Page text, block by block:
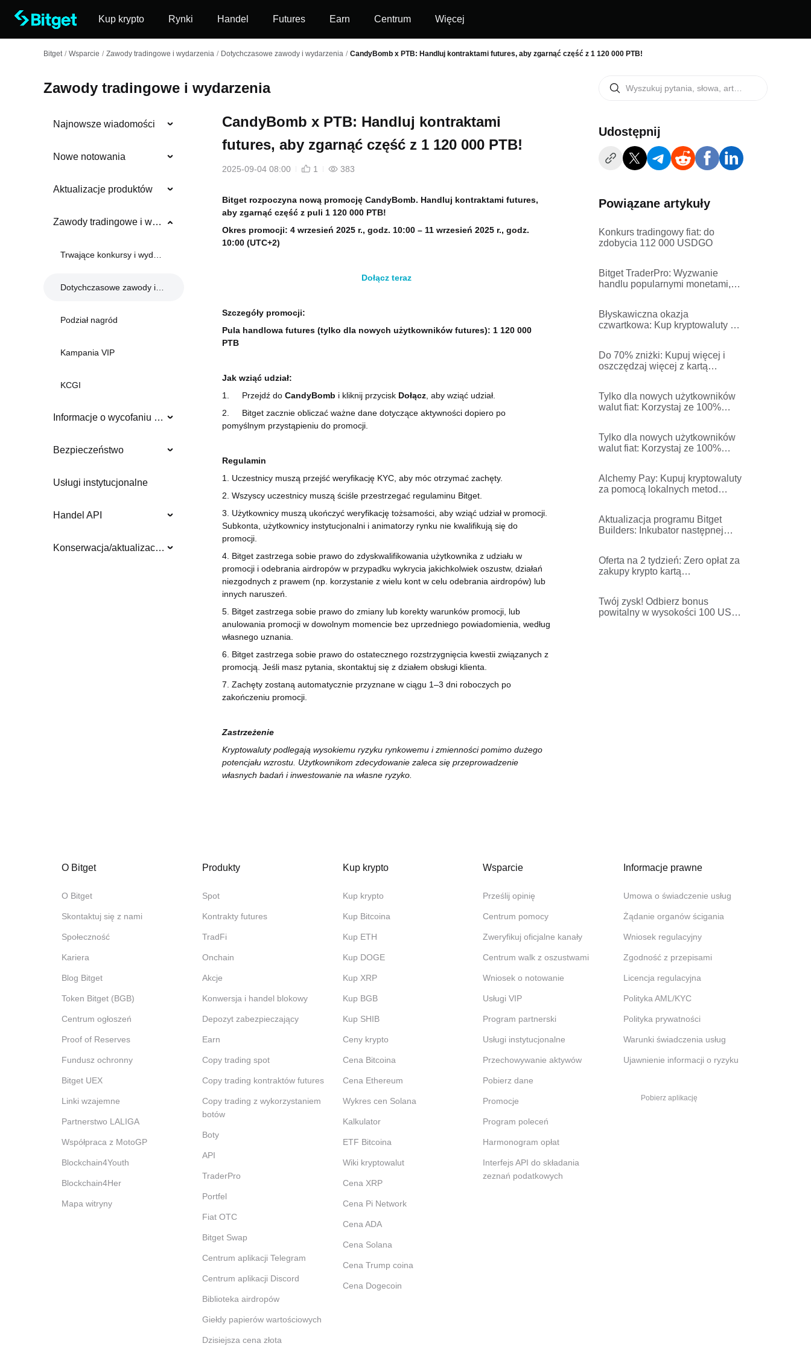
Kup krypto Rynki Handel Futures Earn Centrum Więcej
Bitget / Wsparcie / Zawody tradingowe i wydarzenia / Dotychczasowe zawody i wydarzenia / CandyBomb x PTB: Handluj kontraktami futures, aby zgarnąć część z 1 120 000 PTB!
Zawody tradingowe i wydarzenia
Najnowsze wiadomości
Nowe notowania
Aktualizacje produktów
Zawody tradingowe i wydarzenia
Trwające konkursy i wydarzenia
Dotychczasowe zawody i wydarzenia
Podział nagród
Kampania VIP
KCGI
Informacje o wycofaniu z obrotu
Bezpieczeństwo
Usługi instytucjonalne
Handel API
Konserwacja/aktualizacja systemu
CandyBomb x PTB: Handluj kontraktami
futures, aby zgarnąć część z 1 120 000 PTB!
2025-09-04 08:00 1 383
Bitget rozpoczyna nową promocję CandyBomb. Handluj kontraktami futures,
aby zgarnąć część z puli 1 120 000 PTB!
Okres promocji: 4 wrzesień 2025 r., godz. 10:00 – 11 wrzesień 2025 r., godz.
10:00 (UTC+2)
Dołącz teraz
Szczegóły promocji:
Pula handlowa futures (tylko dla nowych użytkowników futures): 1 120 000
PTB
Jak wziąć udział:
1.
Przejdź do CandyBomb i kliknij przycisk Dołącz , aby wziąć udział.
2.
Bitget zacznie obliczać ważne dane dotyczące aktywności dopiero po
pomyślnym przystąpieniu do promocji.
Regulamin
1. Uczestnicy muszą przejść weryfikację KYC, aby móc otrzymać zachęty.
2. Wszyscy uczestnicy muszą ściśle przestrzegać regulaminu Bitget.
3. Użytkownicy muszą ukończyć weryfikację tożsamości, aby wziąć udział w promocji.
Subkonta, użytkownicy instytucjonalni i animatorzy rynku nie kwalifikują się do
promocji.
4. Bitget zastrzega sobie prawo do zdyskwalifikowania użytkownika z udziału w
promocji i odebrania airdropów w przypadku wykrycia jakichkolwiek oszustw, działań
niezgodnych z prawem (np. korzystanie z wielu kont w celu odebrania airdropów) lub
innych naruszeń.
5. Bitget zastrzega sobie prawo do zmiany lub korekty warunków promocji, lub
anulowania promocji w dowolnym momencie bez uprzedniego powiadomienia, według
własnego uznania.
6. Bitget zastrzega sobie prawo do ostatecznego rozstrzygnięcia kwestii związanych z
promocją. Jeśli masz pytania, skontaktuj się z działem obsługi klienta.
7. Zachęty zostaną automatycznie przyznane w ciągu 1–3 dni roboczych po
zakończeniu promocji.
Zastrzeżenie
Kryptowaluty podlegają wysokiemu ryzyku rynkowemu i zmienności pomimo dużego
potencjału wzrostu. Użytkownikom zdecydowanie zaleca się przeprowadzenie
własnych badań i inwestowanie na własne ryzyko.
Udostępnij
Powiązane artykuły
Konkurs tradingowy fiat: do
zdobycia 112 000 USDGO
Bitget TraderPro: Wyzwanie
handlu popularnymi monetami,
Błyskawiczna okazja
czwartkowa: Kup kryptowaluty za
Do 70% zniżki: Kupuj więcej i
oszczędzaj więcej z kartą
Tylko dla nowych użytkowników
walut fiat: Korzystaj ze 100%
Tylko dla nowych użytkowników
walut fiat: Korzystaj ze 100%
Alchemy Pay: Kupuj kryptowaluty
za pomocą lokalnych metod
Aktualizacja programu Bitget
Builders: Inkubator następnej
Oferta na 2 tydzień: Zero opłat za
zakupy krypto kartą
Twój zysk! Odbierz bonus
powitalny w wysokości 100 USD
O Bitget
O Bitget
Skontaktuj się z nami
Społeczność
Kariera
Blog Bitget
Token Bitget (BGB)
Centrum ogłoszeń
Proof of Reserves
Fundusz ochronny
Bitget UEX
Linki wzajemne
Partnerstwo LALIGA
Współpraca z MotoGP
Blockchain4Youth
Blockchain4Her
Mapa witryny
Produkty
Spot
Kontrakty futures
TradFi
Onchain
Akcje
Konwersja i handel blokowy
Depozyt zabezpieczający
Earn
Copy trading spot
Copy trading kontraktów futures
Copy trading z wykorzystaniem
botów
Boty
API
TraderPro
Portfel
Fiat OTC
Bitget Swap
Centrum aplikacji Telegram
Centrum aplikacji Discord
Biblioteka airdropów
Giełdy papierów wartościowych
Dzisiejsza cena złota
Kup krypto
Kup krypto
Kup Bitcoina
Kup ETH
Kup DOGE
Kup XRP
Kup BGB
Kup SHIB
Ceny krypto
Cena Bitcoina
Cena Ethereum
Wykres cen Solana
Kalkulator
ETF Bitcoina
Wiki kryptowalut
Cena XRP
Cena Pi Network
Cena ADA
Cena Solana
Cena Trump coina
Cena Dogecoin
Wsparcie
Prześlij opinię
Centrum pomocy
Zweryfikuj oficjalne kanały
Centrum walk z oszustwami
Wniosek o notowanie
Usługi VIP
Program partnerski
Usługi instytucjonalne
Przechowywanie aktywów
Pobierz dane
Promocje
Program poleceń
Harmonogram opłat
Interfejs API do składania
zeznań podatkowych
Informacje prawne
Umowa o świadczenie usług
Żądanie organów ścigania
Wniosek regulacyjny
Zgodność z przepisami
Licencja regulacyjna
Polityka AML/KYC
Polityka prywatności
Warunki świadczenia usług
Ujawnienie informacji o ryzyku
Pobierz aplikację